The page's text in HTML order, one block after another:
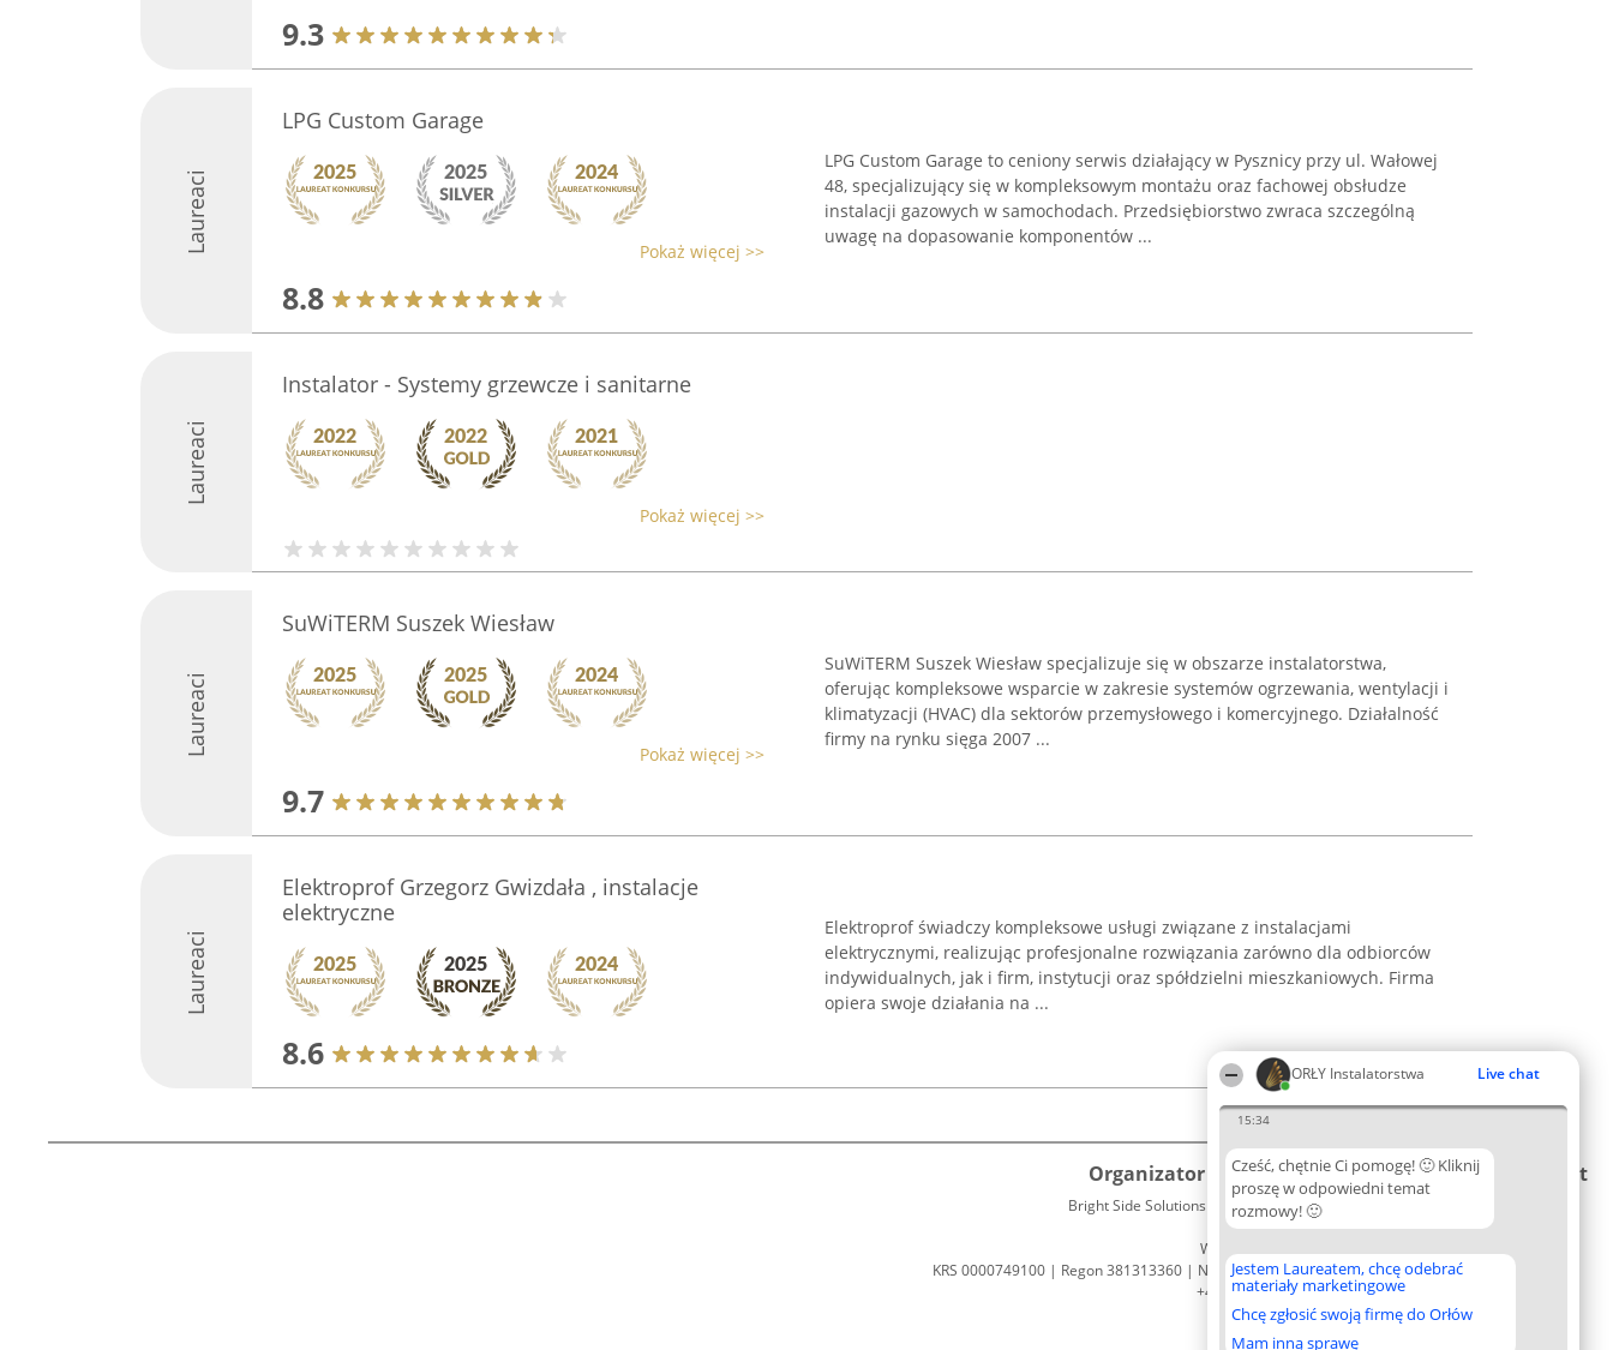
ORŁY Instalatorstwa Live chat
15:34
Cześć, chętnie Ci pomogę! 🙂 Kliknij
proszę w odpowiedni temat
rozmowy! 🙂
Jestem Laureatem, chcę odebrać
materiały marketingowe
Chcę zgłosić swoją firmę do Orłów
Mam inną sprawę
9.3
Laureaci
LPG Custom Garage
Pokaż więcej >>
8.8
LPG Custom Garage to ceniony serwis działający w Pysznicy przy ul. Wałowej
48, specjalizujący się w kompleksowym montażu oraz fachowej obsłudze
instalacji gazowych w samochodach. Przedsiębiorstwo zwraca szczególną
uwagę na dopasowanie komponentów ...
Laureaci
Instalator - Systemy grzewcze i sanitarne
Pokaż więcej >>
Laureaci
SuWiTERM Suszek Wiesław
Pokaż więcej >>
9.7
SuWiTERM Suszek Wiesław specjalizuje się w obszarze instalatorstwa,
oferując kompleksowe wsparcie w zakresie systemów ogrzewania, wentylacji i
klimatyzacji (HVAC) dla sektorów przemysłowego i komercyjnego. Działalność
firmy na rynku sięga 2007 ...
Laureaci
Elektroprof Grzegorz Gwizdała , instalacje
elektryczne
8.6
Elektroprof świadczy kompleksowe usługi związane z instalacjami
elektrycznymi, realizując profesjonalne rozwiązania zarówno dla odbiorców
indywidualnych, jak i firm, instytucji oraz spółdzielni mieszkaniowych. Firma
opiera swoje działania na ...
Organizator plebiscytu
Bright Side Solutions sp. z o. o. sp. k.
ul. Ruska 22
Wrocław 50-079
KRS 0000749100 | Regon 381313360 | NIP 8943132676
+48 508 492 400
Plebiscyt
Lista
Laureatów
Zasady
Regulamin
Kontakt